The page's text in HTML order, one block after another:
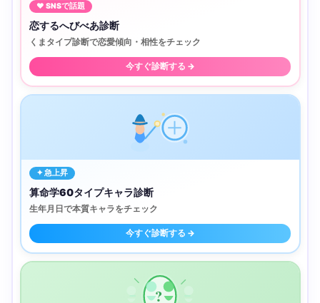
♥ SNSで話題
恋するへびべあ診断
くまタイプ診断で恋愛傾向・相性をチェック
今すぐ診断する →
✦ 急上昇
算命学60タイプキャラ診断
生年月日で本質キャラをチェック
今すぐ診断する →
?